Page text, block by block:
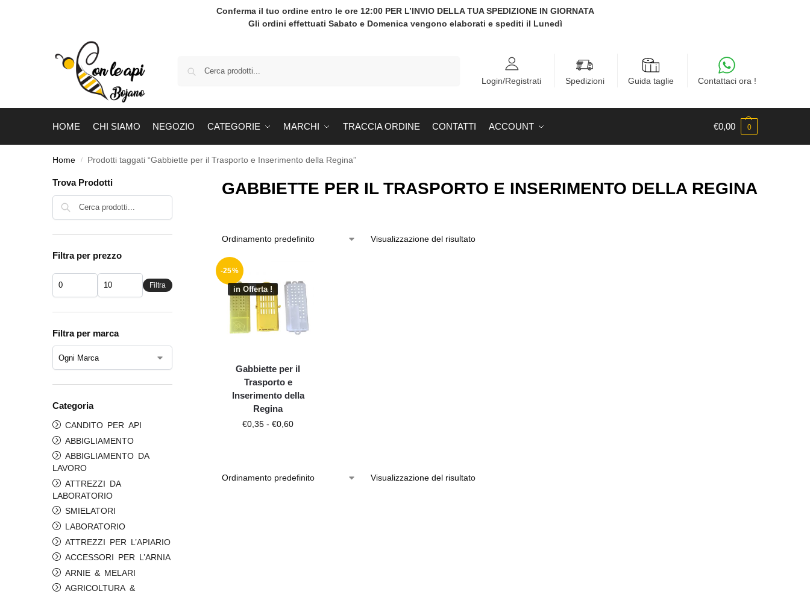
Conferma il tuo ordine entro le ore 12:00 PER L’INVIO DELLA TUA SPEDIZIONE IN GIORNATA
Gli ordini effettuati Sabato e Domenica vengono elaborati e spediti il Lunedì
Login/Registrati Spedizioni Guida taglie Contattaci ora !
HOME CHI SIAMO NEGOZIO CATEGORIE MARCHI TRACCIA ORDINE CONTATTI ACCOUNT €0,00 0
Home / Prodotti taggati “Gabbiette per il Trasporto e Inserimento della Regina”
GABBIETTE PER IL TRASPORTO E INSERIMENTO DELLA REGINA
Visualizzazione del risultato
-25%
in Offerta !
Gabbiette per il
Trasporto e
Inserimento della
Regina
€0,35 - €0,60
Visualizzazione del risultato
Trova Prodotti
Filtra per prezzo
Filtra
Filtra per marca
Categoria
CANDITO PER API
ABBIGLIAMENTO
ABBIGLIAMENTO DA
LAVORO
ATTREZZI DA
LABORATORIO
SMIELATORI
LABORATORIO
ATTREZZI PER L’APIARIO
ACCESSORI PER L’ARNIA
ARNIE & MELARI
AGRICOLTURA &